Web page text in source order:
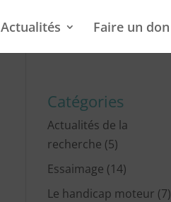
Actualités Faire un don
Catégories
Actualités de la
recherche (5)
Essaimage (14)
Le handicap moteur (7)